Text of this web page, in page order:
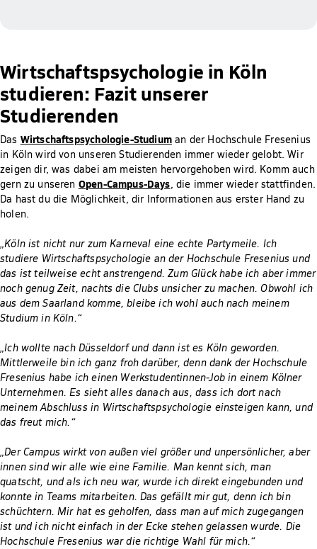
Wirtschaftspsychologie in Köln
studieren: Fazit unserer
Studierenden
Das Wirtschaftspsychologie-Studiuman der Hochschule Fresenius
in Köln wird von unseren Studierenden immer wieder gelobt. Wir
zeigen dir, was dabei am meisten hervorgehoben wird. Komm auch
gern zu unseren Open-Campus-Days, die immer wieder stattfinden.
Da hast du die Möglichkeit, dir Informationen aus erster Hand zu
holen.
„Köln ist nicht nur zum Karneval eine echte Partymeile. Ich
studiere Wirtschaftspsychologie an der Hochschule Fresenius und
das ist teilweise echt anstrengend. Zum Glück habe ich aber immer
noch genug Zeit, nachts die Clubs unsicher zu machen. Obwohl ich
aus dem Saarland komme, bleibe ich wohl auch nach meinem
Studium in Köln.“
„Ich wollte nach Düsseldorf und dann ist es Köln geworden.
Mittlerweile bin ich ganz froh darüber, denn dank der Hochschule
Fresenius habe ich einen Werkstudentinnen-Job in einem Kölner
Unternehmen. Es sieht alles danach aus, dass ich dort nach
meinem Abschluss in Wirtschaftspsychologie einsteigen kann, und
das freut mich.“
„Der Campus wirkt von außen viel größer und unpersönlicher, aber
innen sind wir alle wie eine Familie. Man kennt sich, man
quatscht, und als ich neu war, wurde ich direkt eingebunden und
konnte in Teams mitarbeiten. Das gefällt mir gut, denn ich bin
schüchtern. Mir hat es geholfen, dass man auf mich zugegangen
ist und ich nicht einfach in der Ecke stehen gelassen wurde. Die
Hochschule Fresenius war die richtige Wahl für mich.“